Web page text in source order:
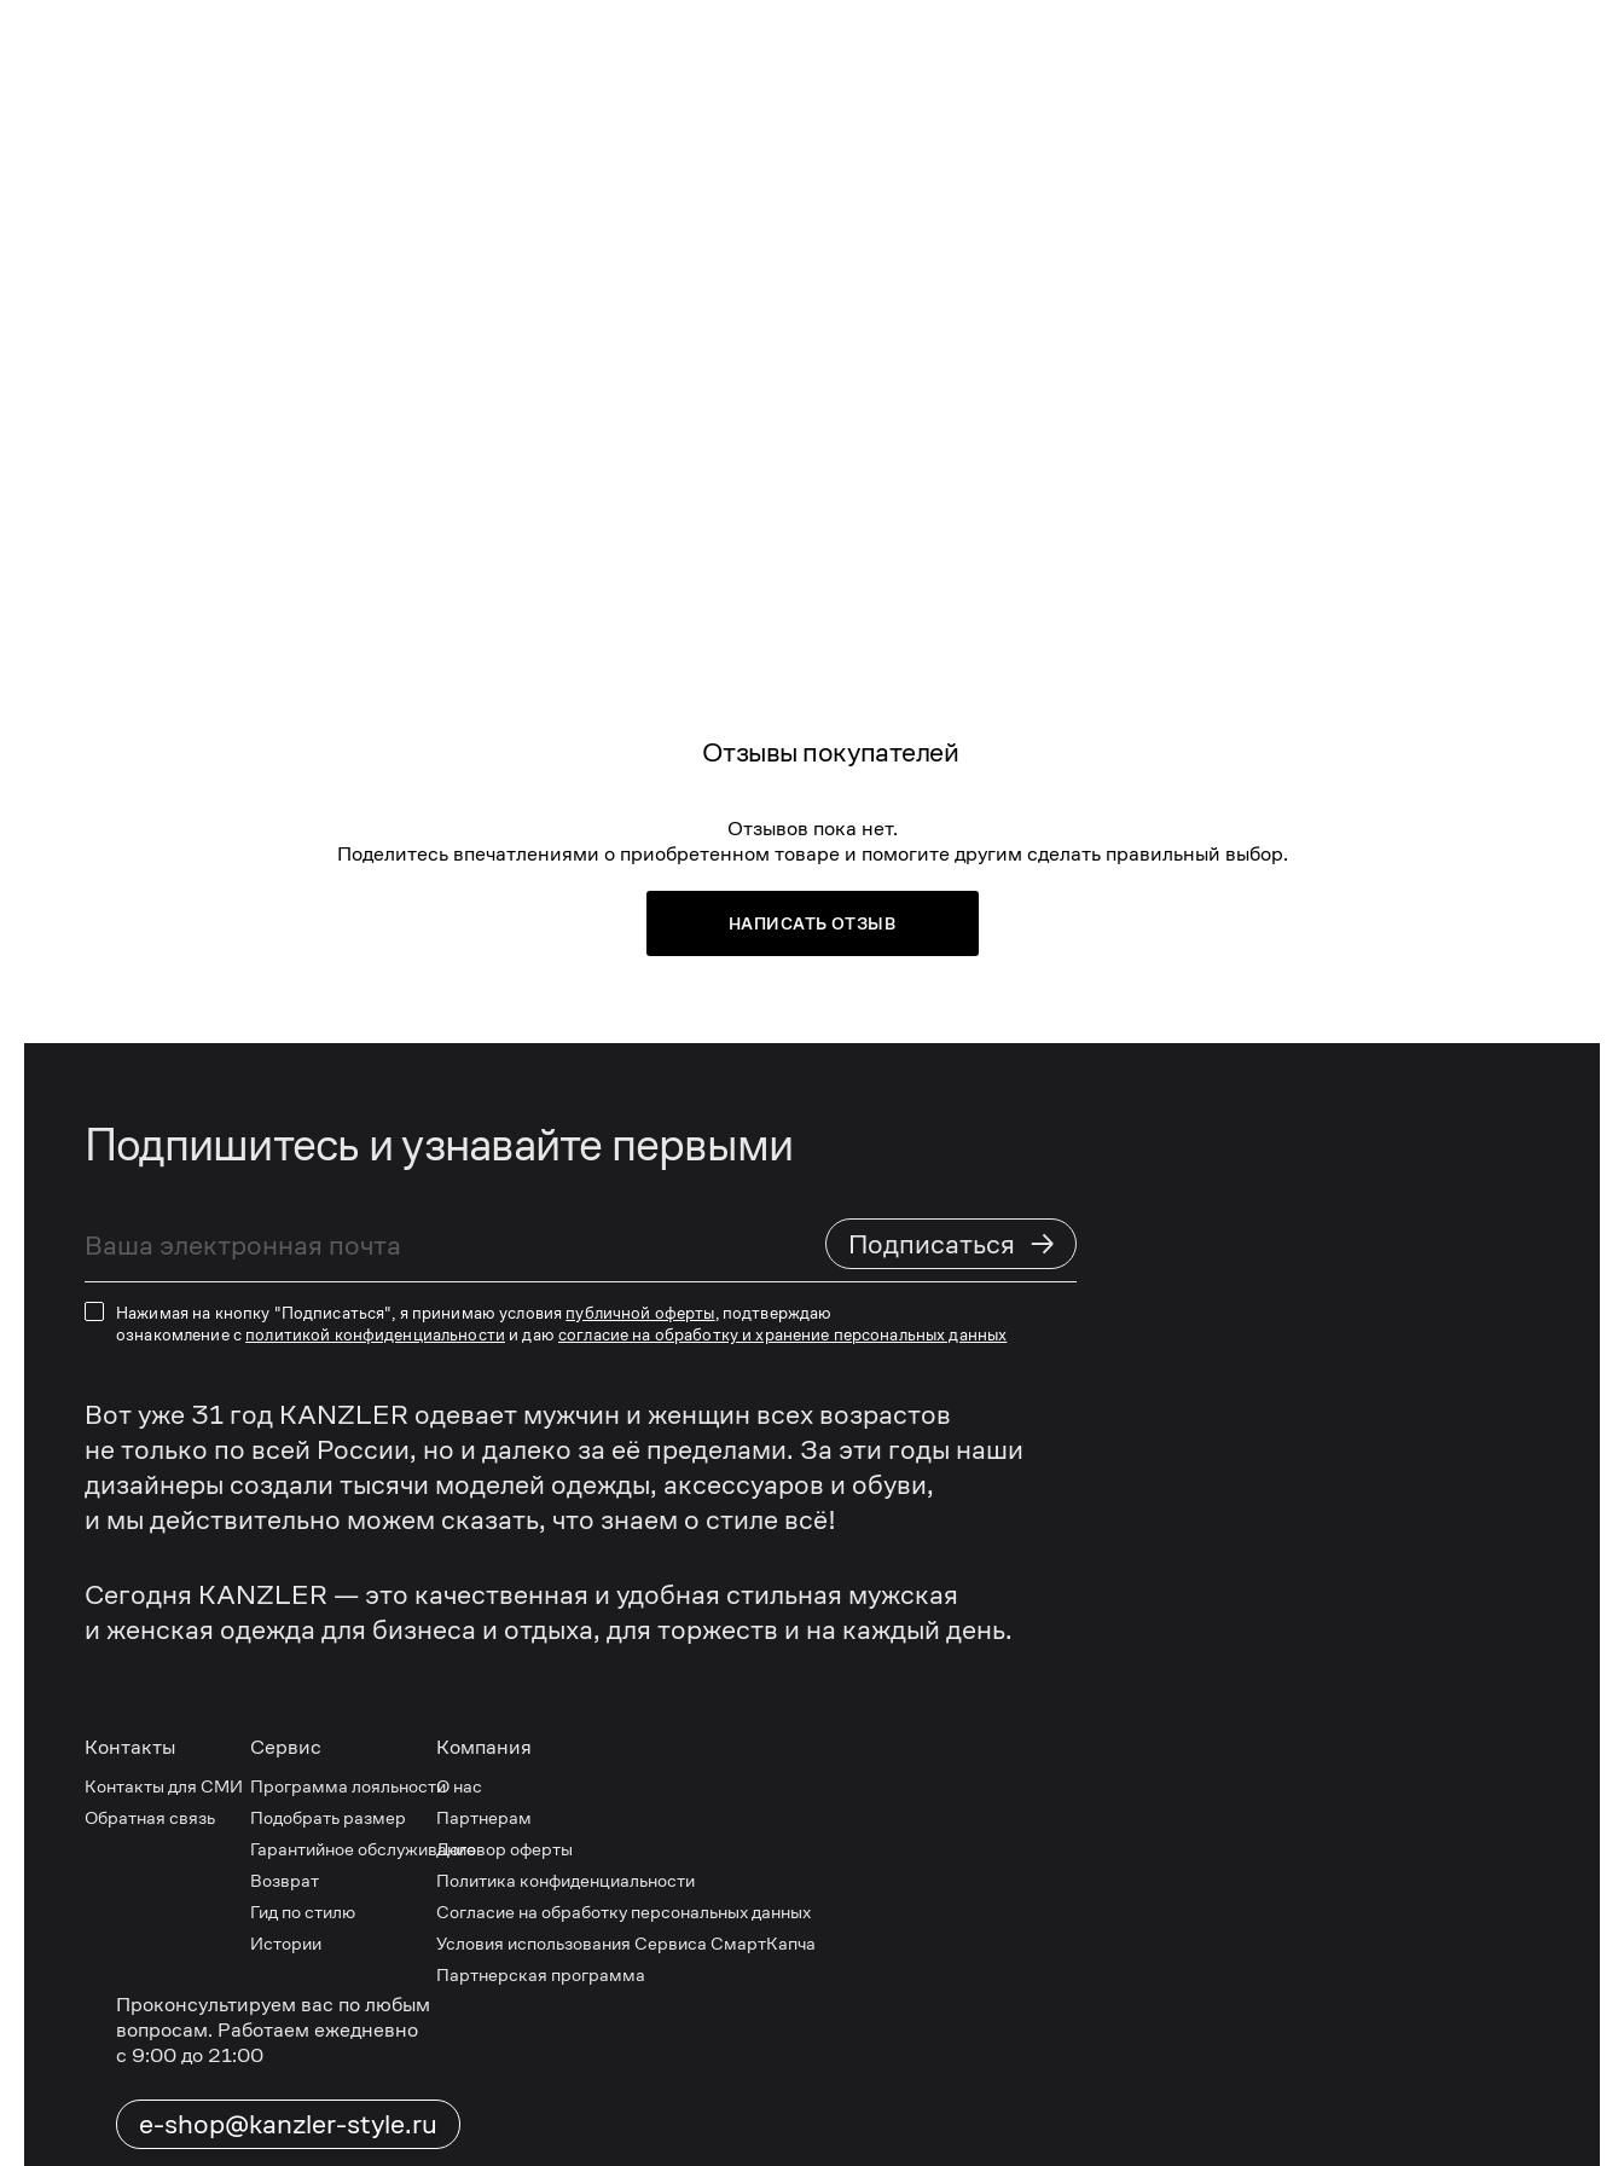
Отзывы покупателей
Отзывов пока нет.
Поделитесь впечатлениями о приобретенном товаре и помогите другим сделать правильный выбор.
НАПИСАТЬ ОТЗЫВ
Подпишитесь и узнавайте первыми
Подписаться →
Нажимая на кнопку "Подписаться", я принимаю условия публичной оферты , подтверждаю
ознакомление с политикой конфиденциальности и даюсогласие на обработку и хранение персональных данных
Вот уже 31 год KANZLER одевает мужчин и женщин всех возрастов
не только по всей России, но и далеко за её пределами. За эти годы наши
дизайнеры создали тысячи моделей одежды, аксессуаров и обуви,
и мы действительно можем сказать, что знаем о стиле всё!
Сегодня KANZLER — это качественная и удобная стильная мужская
и женская одежда для бизнеса и отдыха, для торжеств и на каждый день.
Контакты
Контакты для СМИ
Обратная связь
Сервис
Программа лояльности
Подобрать размер
Гарантийное обслуживание
Возврат
Гид по стилю
Истории
Компания
О нас
Партнерам
Договор оферты
Политика конфиденциальности
Согласие на обработку персональных данных
Условия использования Сервиса СмартКапча
Партнерская программа
Проконсультируем вас по любым
вопросам. Работаем ежедневно
с 9:00 до 21:00
e-shop@kanzler-style.ru